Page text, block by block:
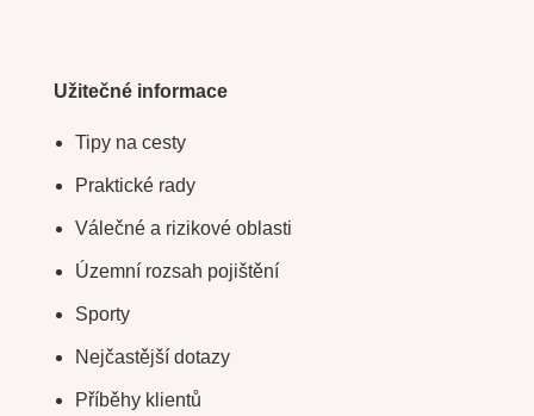
Užitečné informace
Tipy na cesty
Praktické rady
Válečné a rizikové oblasti
Územní rozsah pojištění
Sporty
Nejčastější dotazy
Příběhy klientů